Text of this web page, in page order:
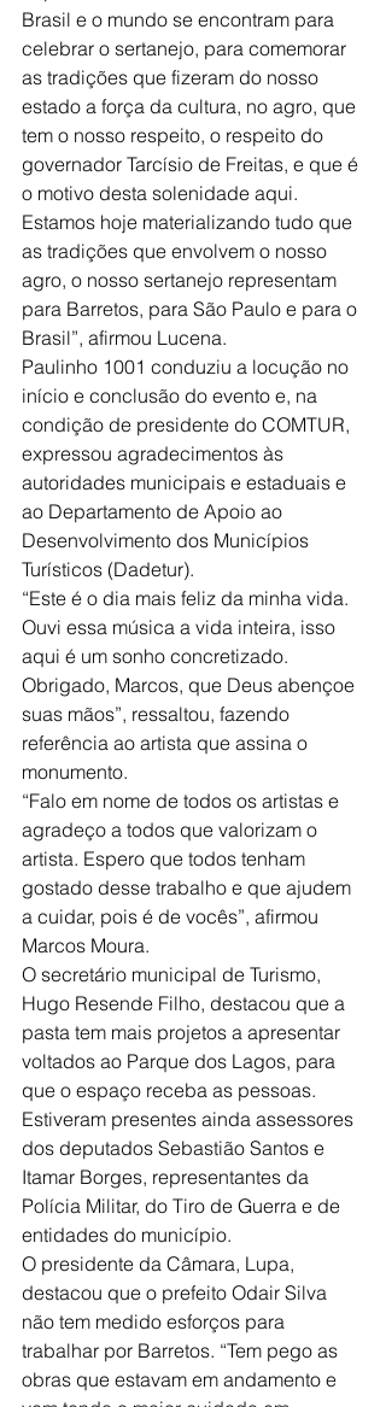
Brasil e o mundo se encontram para
celebrar o sertanejo, para comemorar
as tradições que fizeram do nosso
estado a força da cultura, no agro, que
tem o nosso respeito, o respeito do
governador Tarcísio de Freitas, e que é
o motivo desta solenidade aqui.
Estamos hoje materializando tudo que
as tradições que envolvem o nosso
agro, o nosso sertanejo representam
para Barretos, para São Paulo e para o
Brasil”, afirmou Lucena.
Paulinho 1001 conduziu a locução no
início e conclusão do evento e, na
condição de presidente do COMTUR,
expressou agradecimentos às
autoridades municipais e estaduais e
ao Departamento de Apoio ao
Desenvolvimento dos Municípios
Turísticos (Dadetur).
“Este é o dia mais feliz da minha vida.
Ouvi essa música a vida inteira, isso
aqui é um sonho concretizado.
Obrigado, Marcos, que Deus abençoe
suas mãos”, ressaltou, fazendo
referência ao artista que assina o
monumento.
“Falo em nome de todos os artistas e
agradeço a todos que valorizam o
artista. Espero que todos tenham
gostado desse trabalho e que ajudem
a cuidar, pois é de vocês”, afirmou
Marcos Moura.
O secretário municipal de Turismo,
Hugo Resende Filho, destacou que a
pasta tem mais projetos a apresentar
voltados ao Parque dos Lagos, para
que o espaço receba as pessoas.
Estiveram presentes ainda assessores
dos deputados Sebastião Santos e
Itamar Borges, representantes da
Polícia Militar, do Tiro de Guerra e de
entidades do município.
O presidente da Câmara, Lupa,
destacou que o prefeito Odair Silva
não tem medido esforços para
trabalhar por Barretos. “Tem pego as
obras que estavam em andamento e